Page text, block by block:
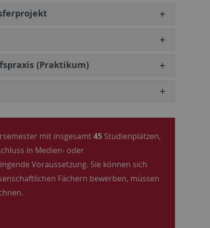
(Praktikum)
mit insgesamt45 Studienplätzen,
in Medien- oder
Voraussetzung. Sie können sich
Fächern bewerben, müssen